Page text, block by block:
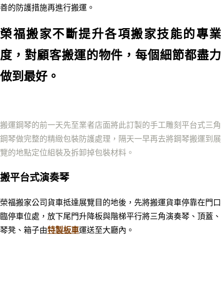
善的防護措施再進行搬運。
榮福搬家不斷提升各項搬家技能的專業
度，對顧客搬運的物件，每個細節都盡力
做到最好。
搬運鋼琴的前一天先至業者店面將此訂製的手工雕刻平台式三角
鋼琴做完整的精緻包裝防護處理，隔天一早再去將鋼琴搬運到展
覽的地點定位組裝及拆卸掉包裝材料。
搬平台式演奏琴
榮福搬家公司貨車抵達展覽目的地後，先將搬運貨車停靠在門口
臨停車位處，放下尾門升降板與階梯平行將三角演奏琴、頂蓋、
琴凳、箱子由特製板車運送至大廳內。